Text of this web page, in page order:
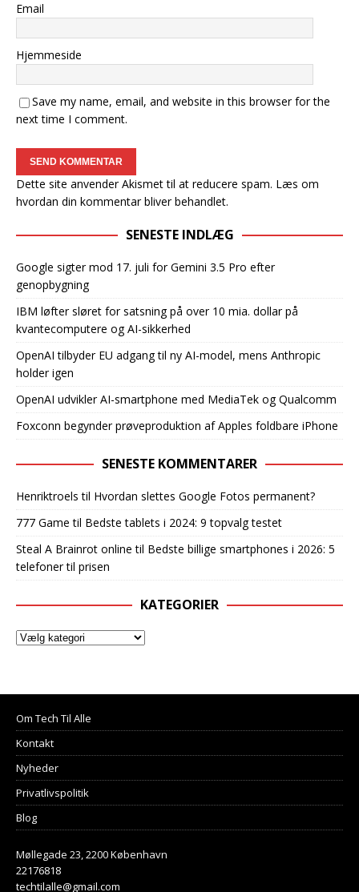
Email
Hjemmeside
Save my name, email, and website in this browser for the
next time I comment.
Dette site anvender Akismet til at reducere spam. Læs om
hvordan din kommentar bliver behandlet.
SENESTE INDLÆG
Google sigter mod 17. juli for Gemini 3.5 Pro efter
genopbygning
IBM løfter sløret for satsning på over 10 mia. dollar på
kvantecomputere og AI-sikkerhed
OpenAI tilbyder EU adgang til ny AI-model, mens Anthropic
holder igen
OpenAI udvikler AI-smartphone med MediaTek og Qualcomm
Foxconn begynder prøveproduktion af Apples foldbare iPhone
SENESTE KOMMENTARER
Henriktroels til Hvordan slettes Google Fotos permanent?
777 Game til Bedste tablets i 2024: 9 topvalg testet
Steal A Brainrot online til Bedste billige smartphones i 2026: 5
telefoner til prisen
KATEGORIER
Om Tech Til Alle
Kontakt
Nyheder
Privatlivspolitik
Blog
Møllegade 23, 2200 København
22176818
techtilalle@gmail.com